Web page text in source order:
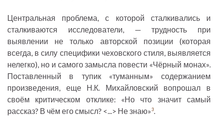
Центральная проблема, с которой сталкивались и
сталкиваются исследователи, — трудность при
выявлении не только авторской позиции (которая
всегда, в силу специфики чеховского стиля, выявляется
нелегко), но и самого замысла повести «Чёрный монах».
Поставленный в тупик «туманным» содержанием
произведения, еще Н.К. Михайловский вопрошал в
своём критическом отклике: «Но что значит самый
рассказ? В чём его смысл? <...> Не знаю»3.